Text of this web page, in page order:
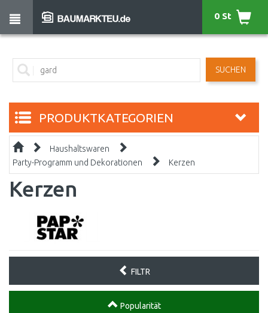
SUCHEN
0 St
PRODUKTKATEGORIEN
Haushaltswaren
Party-Programm und Dekorationen
Kerzen
Kerzen
FILTR
Popularität